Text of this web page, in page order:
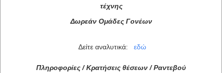
τέχνης
Δωρεάν Ομάδες Γονέων
Δείτε αναλυτικά: εδώ
Πληροφορίες / Κρατήσεις θέσεων / Ραντεβού